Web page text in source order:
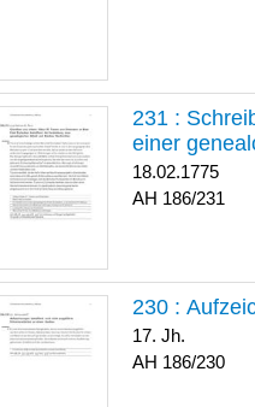
231 :
einer
18.02.1775
186/231
230 :
17. Jh.
186/230